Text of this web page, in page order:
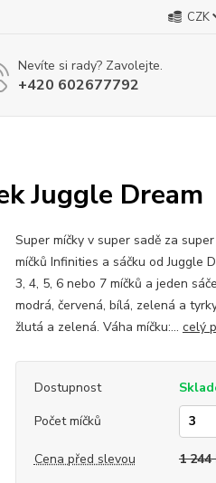
CZK
Nevíte si rady? Zavolejte.
+420 602677792
Juggle Dream
Super míčky v super sadě za
míčků Infinities a sáčku od Juggle
3, 4, 5, 6 nebo 7 míčků a jeden
modrá, červená, bílá, zelená a
žlutá a zelená. Váha míčku:... celý
Dostupnost
Počet míčků
Cena před slevou 1 244